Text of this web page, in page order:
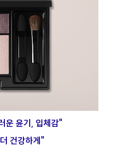
운 윤기, 입체감"
건강하게"